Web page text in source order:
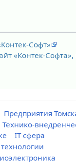
Софт»
«Контек-Софта»,
Предприятия
Технико-
IT сфера